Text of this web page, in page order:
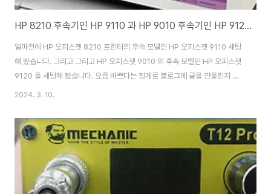
HP 8210 후속기인 HP 9110 과 HP 9010 후속기인 HP 9120을 세팅해 봤습니다.
얼마전에 HP 오피스젯 8210 프린터의 후속 모델인 HP 오피스젯 9110 세팅
해 봤습니다. 그리고 그리고 HP 오피스젯 9010 의 후속 모델인 HP 오피스젯
9120 을 세팅해 봤습니다. 요즘 바쁘다는 핑게로 블로그에 글을 안올린지 너
무 오래되어 사진만 먼저 한장 올립니다. ^^ 조만간 자세한 영상과 함께 리뷰
2024. 3. 10.